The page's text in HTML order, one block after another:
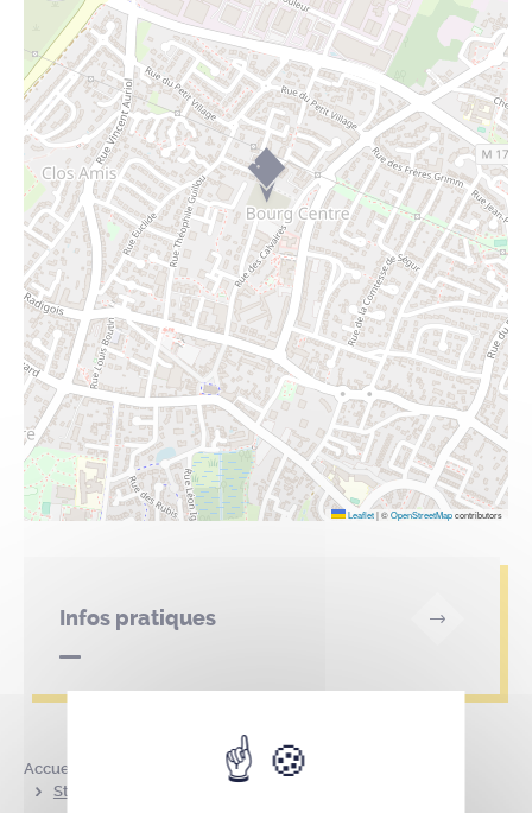
Infos pratiques
Leaflet|©OpenStreetMapcontributors
Accueil
Annuaire des parcs et lieux publics
Stade des Calvaires